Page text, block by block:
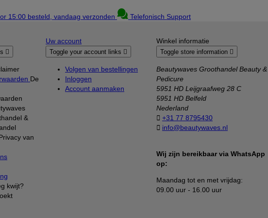
15:00 besteld, vandaag verzonden Telefonisch Support

De
&
van
kwijt?
Uw account
Toggle your account links 
Volgen van bestellingen
Inloggen
Account aanmaken
Winkel informatie
Toggle store information 
Beautywaves Groothandel Beauty &
Pedicure
5951 HD Leijgraafweg 28 C
5951 HD Belfeld
Nederland
 +31 77 8795430
 info@beautywaves.nl
Wij zijn bereikbaar via WhatsApp
op:
Maandag tot en met vrijdag:
09.00 uur - 16.00 uur